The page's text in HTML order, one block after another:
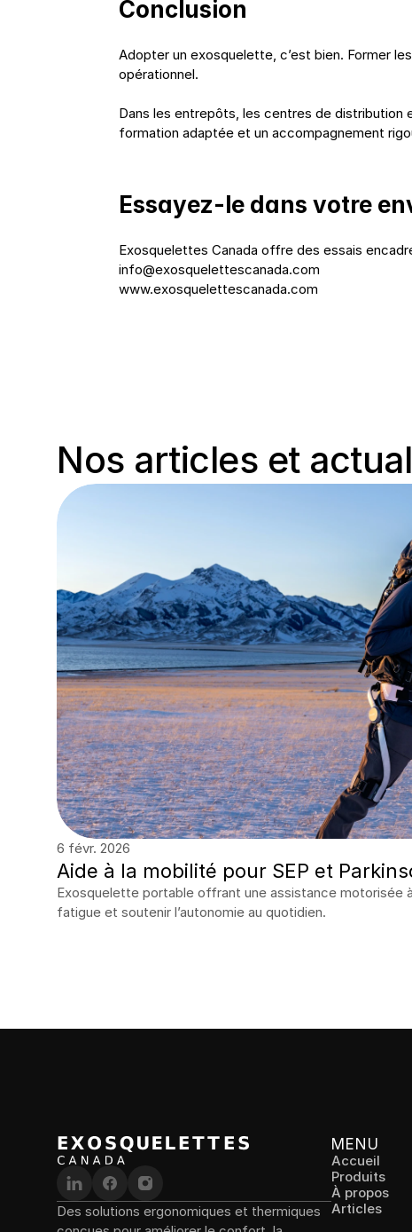
Conclusion
Adopter un exosquelette, c’est bien. Former
opérationnel.
Dans les entrepôts, les centres de distribution
formation adaptée et un accompagnement
Essayez-le dans votre
Exosquelettes Canada offre des essais
info@exosquelettescanada.com
www.exosquelettescanada.com
Nos articles et
6 févr. 2026
Aide à la mobilité pour SEP et
Exosquelette portable offrant une assistance motorisée
fatigue et soutenir l’autonomie au quotidien.
Des solutions ergonomiques et thermiques
MENU
Accueil
Produits
À propos
Articles